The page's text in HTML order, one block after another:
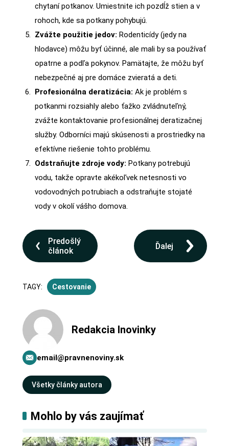
chytaní potkanov. Umiestnite ich pozdĺž stien a v
rohoch, kde sa potkany pohybujú.
Zvážte použitie jedov: Rodenticídy (jedy na
hlodavce) môžu byť účinné, ale mali by sa používať
opatrne a podľa pokynov. Pamätajte, že môžu byť
nebezpečné aj pre domáce zvieratá a deti.
Profesionálna deratizácia: Ak je problém s
potkanmi rozsiahly alebo ťažko zvládnuteľný,
zvážte kontaktovanie profesionálnej deratizačnej
služby. Odborníci majú skúsenosti a prostriedky na
efektívne riešenie tohto problému.
Odstraňujte zdroje vody: Potkany potrebujú
vodu, takže opravte akékoľvek netesnosti vo
vodovodných potrubiach a odstraňujte stojaté
vody v okolí vášho domova.
Predošlý
článok
Ďalej
TAGY: Cestovanie
Redakcia Inovinky
email@pravnenoviny.sk
Všetky články autora
Mohlo by vás zaujímať